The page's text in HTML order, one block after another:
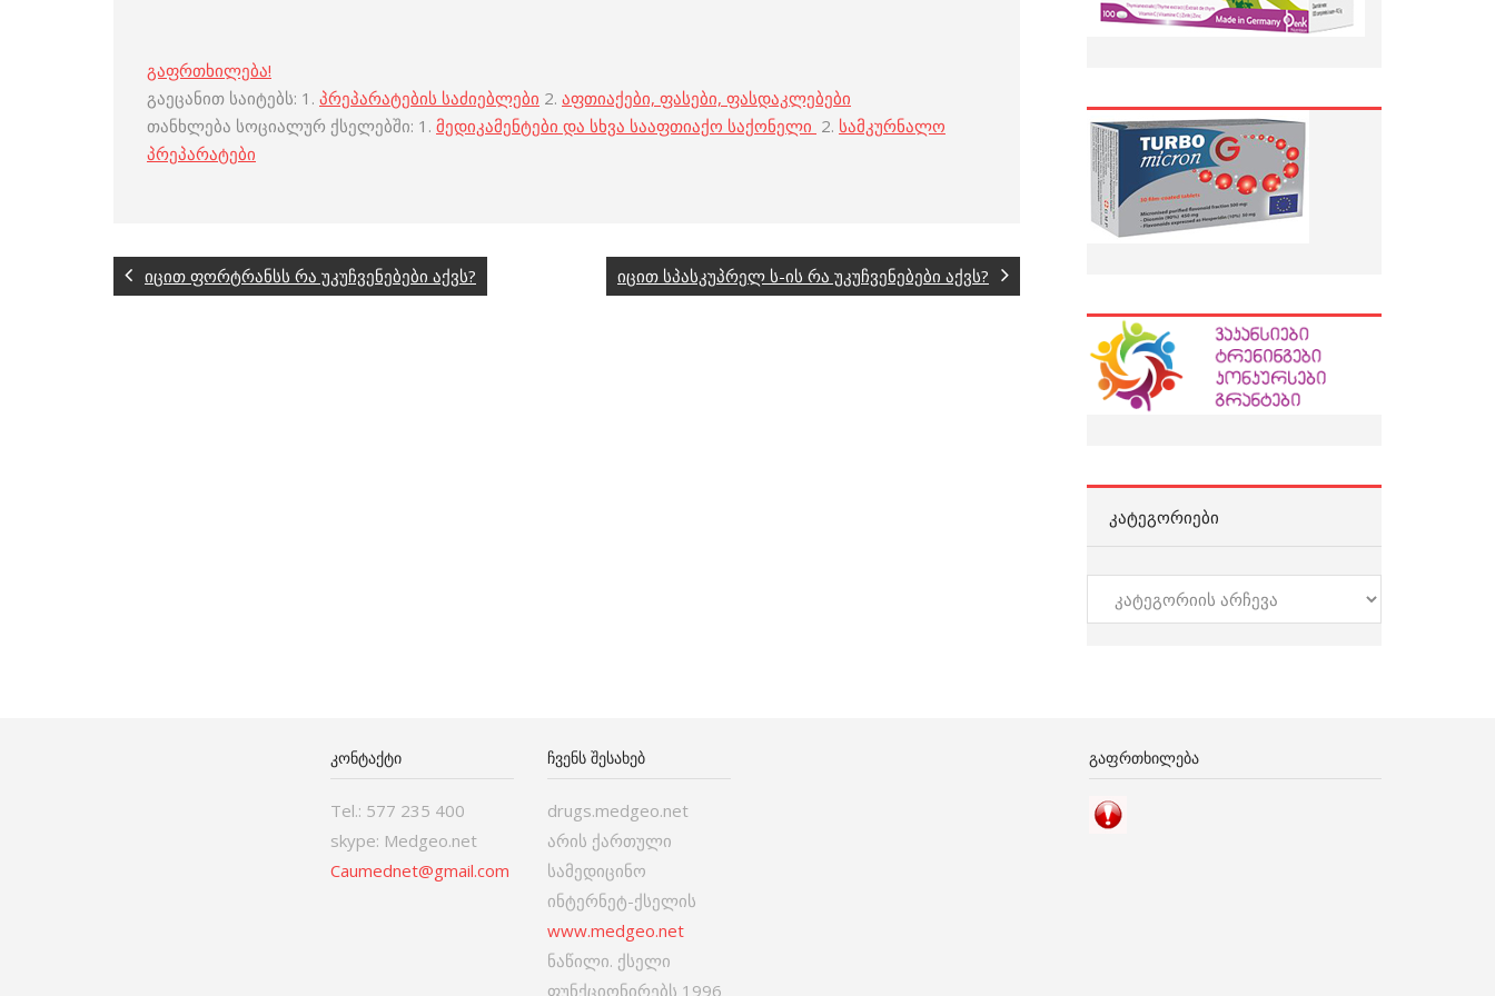
გაფრთხილება!
გაეცანით საიტებს: 1. პრეპარატების საძიებლები 2. აფთიაქები, ფასები, ფასდაკლებები
თანხლება სოციალურ ქსელებში: 1. მედიკამენტები და სხვა სააფთიაქო საქონელი 2. სამკურნალო
პრეპარატები
იცით ფორტრანსს რა უკუჩვენებები აქვს? იცით სპასკუპრელ ს-ის რა უკუჩვენებები აქვს?
ᲙᲐᲢᲔᲒᲝᲠᲘᲔᲑᲘ
კატეგორიები
ᲙᲝᲜᲢᲐᲥᲢᲘ
Tel.: 577 235 400
skype: Medgeo.net
Caumednet@gmail.com
ᲩᲕᲔᲜᲡ ᲨᲔᲡᲐᲮᲔᲑ
drugs.medgeo.net
არის ქართული
სამედიცინო
ინტერნეტ-ქსელის
www.medgeo.net
ნაწილი. ქსელი
ფუნქციონირებს 1996
ᲒᲐᲤᲠᲗᲮᲘᲚᲔᲑᲐ